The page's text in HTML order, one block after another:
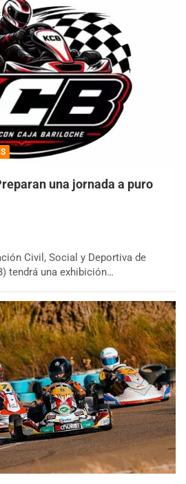
una jornada a puro
Civil, Social y Deportiva de
tendrá una exhibición…